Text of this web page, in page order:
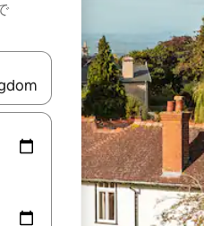
って移動するか、画面をタッチ